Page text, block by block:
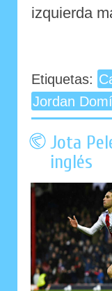
izquierda
Etiquetas:
Jordan
Jota
inglés